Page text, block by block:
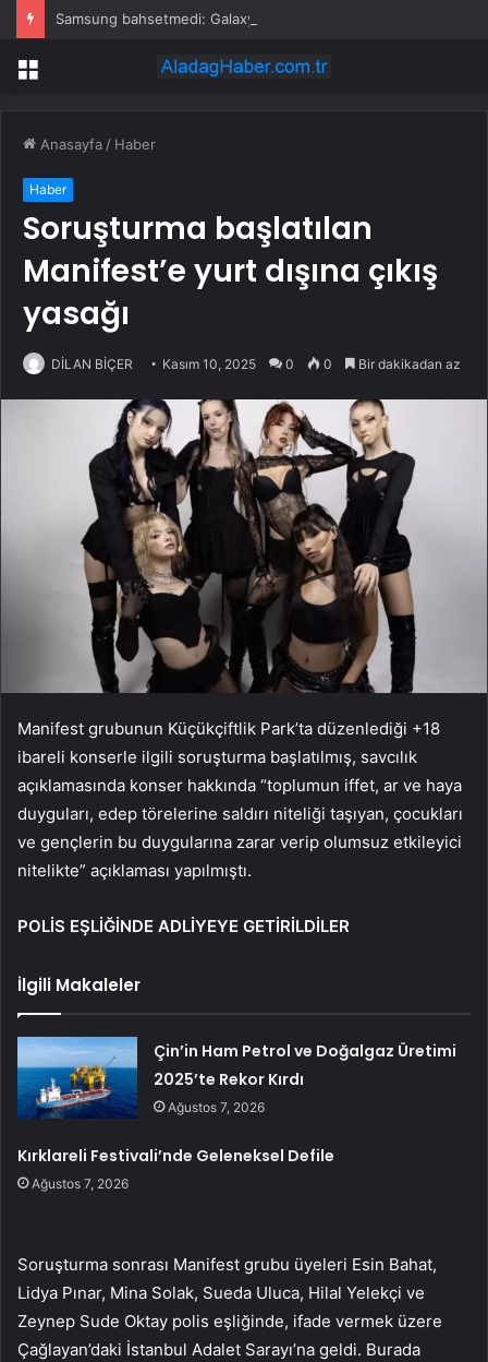
Menü
Anasayfa / Haber
Haber
Soruşturma başlatılan
Manifest’e yurt dışına çıkış
yasağı
DİLAN BİÇER Kasım 10, 2025 0 0 Bir dakikadan az
Manifest grubunun Küçükçiftlik Park’ta düzenlediği +18
ibareli konserle ilgili soruşturma başlatılmış, savcılık
açıklamasında konser hakkında “toplumun iffet, ar ve haya
duyguları, edep törelerine saldırı niteliği taşıyan, çocukları
ve gençlerin bu duygularına zarar verip olumsuz etkileyici
nitelikte” açıklaması yapılmıştı.
POLİS EŞLİĞİNDE ADLİYEYE GETİRİLDİLER
İlgili Makaleler
Çin’in Ham Petrol ve Doğalgaz Üretimi
2025’te Rekor Kırdı
Ağustos 7, 2026
Kırklareli Festivali’nde Geleneksel Defile
Ağustos 7, 2026
Soruşturma sonrası Manifest grubu üyeleri Esin Bahat,
Lidya Pınar, Mina Solak, Sueda Uluca, Hilal Yelekçi ve
Zeynep Sude Oktay polis eşliğinde, ifade vermek üzere
Çağlayan’daki İstanbul Adalet Sarayı’na geldi. Burada